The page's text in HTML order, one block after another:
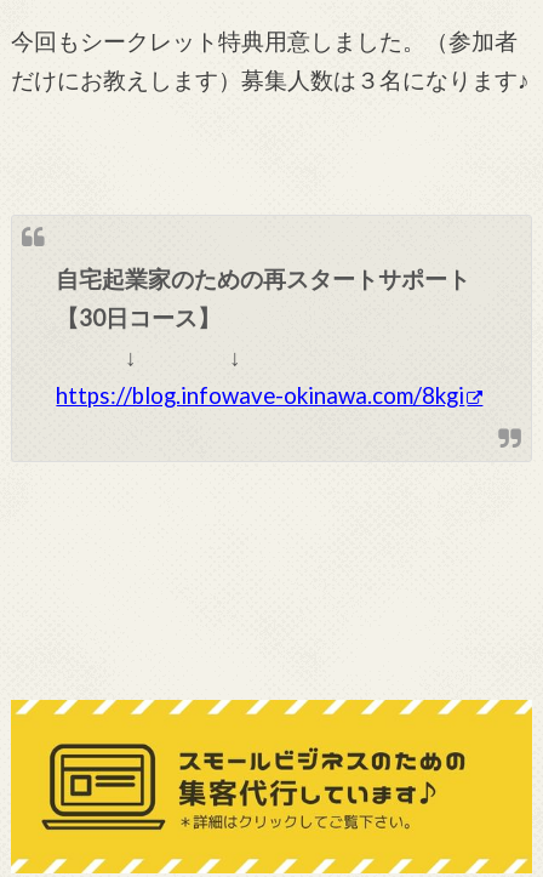
今回もシークレット特典用意しました。（参加者
だけにお教えします）募集人数は３名になります♪
自宅起業家のための再スタートサポート
【30日コース】
↓ ↓
https://blog.infowave-okinawa.com/8kgi